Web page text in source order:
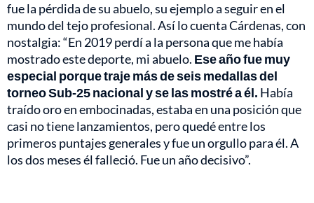
fue la pérdida de su abuelo, su ejemplo a seguir en el
mundo del tejo profesional. Así lo cuenta Cárdenas, con
nostalgia: “En 2019 perdí a la persona que me había
mostrado este deporte, mi abuelo. Ese año fue muy
especial porque traje más de seis medallas del
torneo Sub-25 nacional y se las mostré a él. Había
traído oro en embocinadas, estaba en una posición que
casi no tiene lanzamientos, pero quedé entre los
primeros puntajes generales y fue un orgullo para él. A
los dos meses él falleció. Fue un año decisivo”.